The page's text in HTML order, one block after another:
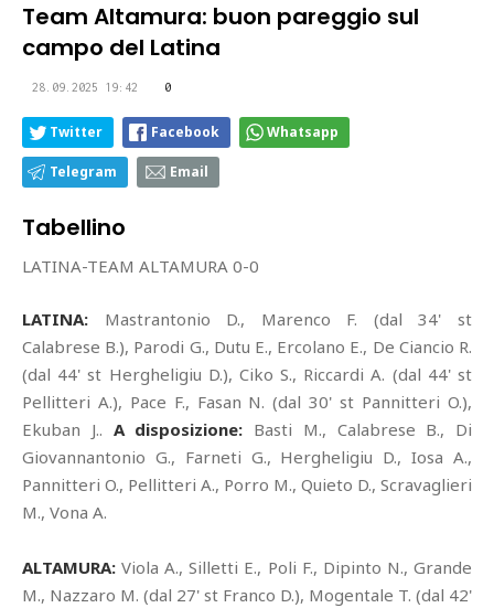
Team Altamura: buon pareggio sul
campo del Latina
28.09.2025 19:42 0
Twitter Facebook Whatsapp
Telegram Email
Tabellino
LATINA-TEAM ALTAMURA 0-0
LATINA: Mastrantonio D., Marenco F. (dal 34' st
Calabrese B.), Parodi G., Dutu E., Ercolano E., De Ciancio R.
(dal 44' st Hergheligiu D.), Ciko S., Riccardi A. (dal 44' st
Pellitteri A.), Pace F., Fasan N. (dal 30' st Pannitteri O.),
Ekuban J.. A disposizione: Basti M., Calabrese B., Di
Giovannantonio G., Farneti G., Hergheligiu D., Iosa A.,
Pannitteri O., Pellitteri A., Porro M., Quieto D., Scravaglieri
M., Vona A.
ALTAMURA: Viola A., Silletti E., Poli F., Dipinto N., Grande
M., Nazzaro M. (dal 27' st Franco D.), Mogentale T. (dal 42'